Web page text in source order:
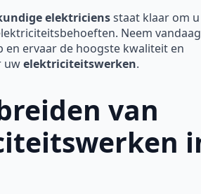
elektriciensstaat klaar om
Neem
en ervaar de hoogste kwaliteit en
uwelektriciteitswerken.
van